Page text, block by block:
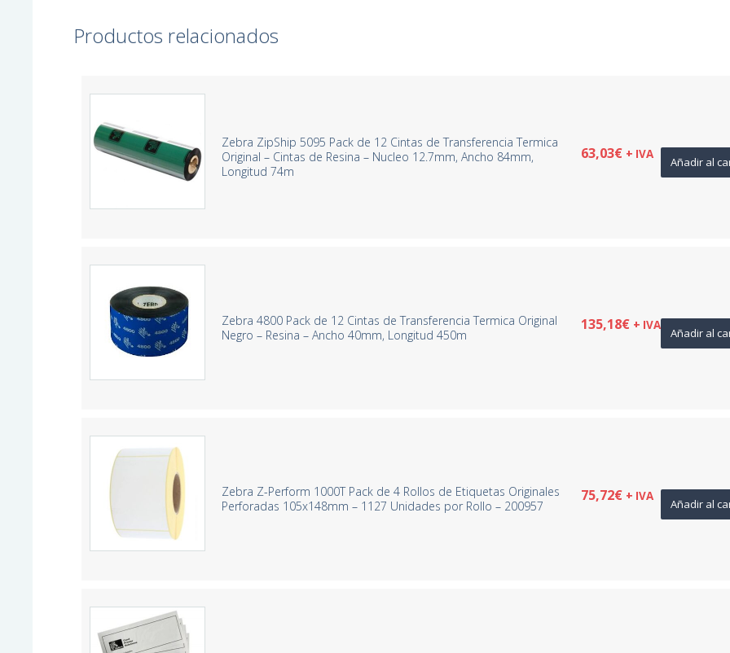
Productos relacionados
Zebra ZipShip 5095 Pack de 12 Cintas de Transferencia Termica
Original – Cintas de Resina – Nucleo 12.7mm, Ancho 84mm,
Longitud 74m
63,03€ + IVA
Añadir al
Zebra 4800 Pack de 12 Cintas de Transferencia Termica Original
Negro – Resina – Ancho 40mm, Longitud 450m
135,18€ + IVA
Añadir al
Zebra Z-Perform 1000T Pack de 4 Rollos de Etiquetas Originales
Perforadas 105x148mm – 1127 Unidades por Rollo – 200957
75,72€ + IVA
Añadir al